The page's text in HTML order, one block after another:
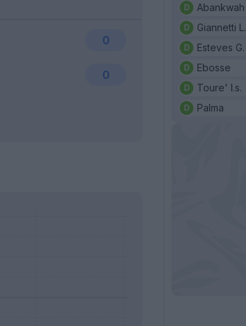
0
0
Abankwah
Giannetti L.
Esteves G.
Ebosse
Toure' I.s.
Palma